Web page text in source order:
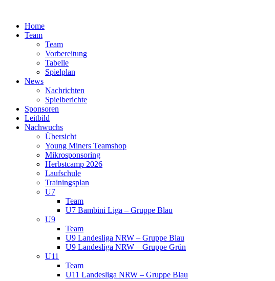
springenHome
Team
Team
Vorbereitung
Tabelle
Spielplan
News
Nachrichten
Spielberichte
Sponsoren
Leitbild
Nachwuchs
Übersicht
Young Miners Teamshop
Mikrosponsoring
Herbstcamp 2026
Laufschule
Trainingsplan
U7
Team
U7 Bambini Liga – Gruppe Blau
U9
Team
U9 Landesliga NRW – Gruppe Blau
U9 Landesliga NRW – Gruppe Grün
U11
Team
U11 Landesliga NRW – Gruppe Blau